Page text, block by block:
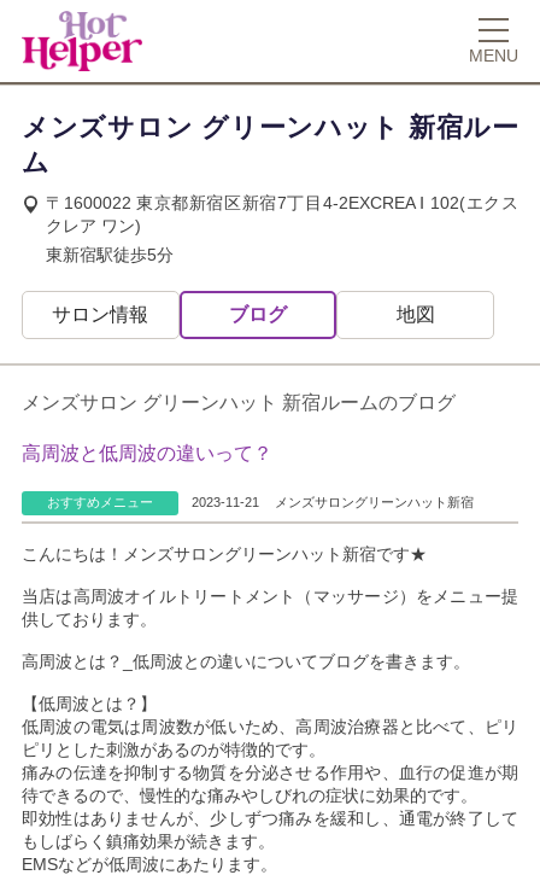
MENU
メンズサロン グリーンハット 新宿ルー
ム
〒1600022 東京都新宿区新宿7丁目4-2EXCREA Ⅰ 102(エクス
クレア ワン)
東新宿駅徒歩5分
サロン情報 ブログ 地図
メンズサロン グリーンハット 新宿ルームのブログ
高周波と低周波の違いって？
おすすめメニュー 2023-11-21 メンズサロングリーンハット新宿
こんにちは！メンズサロングリーンハット新宿です★
当店は高周波オイルトリートメント（マッサージ）をメニュー提
供しております。
高周波とは？_低周波との違いについてブログを書きます。
【低周波とは？】
低周波の電気は周波数が低いため、高周波治療器と比べて、ピリ
ピリとした刺激があるのが特徴的です。
痛みの伝達を抑制する物質を分泌させる作用や、血行の促進が期
待できるので、慢性的な痛みやしびれの症状に効果的です。
即効性はありませんが、少しずつ痛みを緩和し、通電が終了して
もしばらく鎮痛効果が続きます。
EMSなどが低周波にあたります。